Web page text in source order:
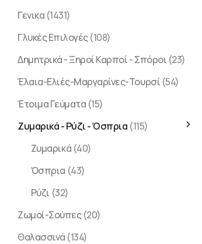
Γενικα (1431)
Γλυκές Επιλογές(108)
Δημητρικά - Ξηροί Καρποί - Σπόροι (23)
Έλαια-Ελιές-Μαργαρίνες-Τουρσί (54)
Έτοιμα Γεύματα (15)
Ζυμαρικά - Ρύζι - Όσπρια (115)
Ζυμαρικά (40)
Όσπρια (43)
Ρύζι (32)
Ζωμοί-Σούπες (20)
Θαλασσινά (134)